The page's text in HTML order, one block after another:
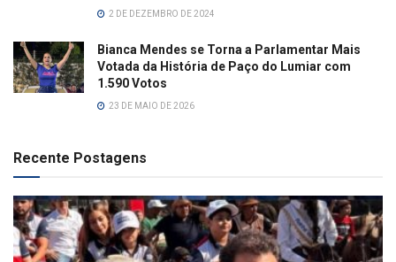
2 DE DEZEMBRO DE 2024
Bianca Mendes se Torna a Parlamentar Mais
Votada da História de Paço do Lumiar com
1.590 Votos
23 DE MAIO DE 2026
Recente Postagens